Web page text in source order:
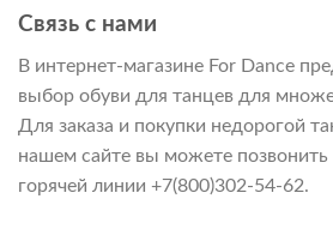
Связь с нами
В интернет-магазине For Dance
выбор обуви для танцев для
Для заказа и покупки недорогой
нашем сайте вы можете
горячей линии +7(800)302-54-62.